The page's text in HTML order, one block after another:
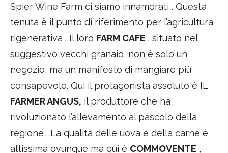
Spier Wine Farm ci siamo innamorati . Questa
tenuta è il punto di riferimento per l’agricultura
rigenerativa . Il loro FARM CAFE , situato nel
suggestivo vecchi granaio, non è solo un
negozio, ma un manifesto di mangiare più
consapevole. Qui il protagonista assoluto è IL
FARMER ANGUS, il produttore che ha
rivoluzionato l’allevamento al pascolo della
regione . La qualità delle uova e della carne è
altissima ovunque ma qui è COMMOVENTE ,